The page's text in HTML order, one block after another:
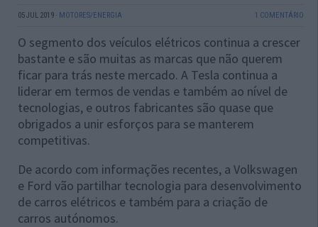
05 JUL 2019 · MOTORES/ENERGIA 1 COMENTÁRIO
O segmento dos veículos elétricos continua a crescer
bastante e são muitas as marcas que não querem
ficar para trás neste mercado. A Tesla continua a
liderar em termos de vendas e também ao nível de
tecnologias, e outros fabricantes são quase que
obrigados a unir esforços para se manterem
competitivas.
De acordo com informações recentes, a Volkswagen
e Ford vão partilhar tecnologia para desenvolvimento
de carros elétricos e também para a criação de
carros autónomos.